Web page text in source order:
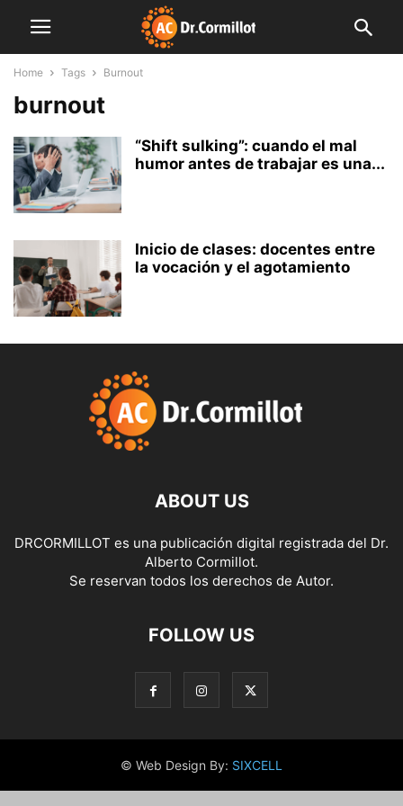
Home Tags Burnout
burnout
“Shift sulking”: cuando el mal
humor antes de trabajar es una...
Inicio de clases: docentes entre
la vocación y el agotamiento
ABOUT US
DRCORMILLOT es una publicación digital registrada del Dr.
Alberto Cormillot.
Se reservan todos los derechos de Autor.
FOLLOW US
© Web Design By: SIXCELL